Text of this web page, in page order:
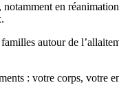
en
autour de l’
: votre corps, votre